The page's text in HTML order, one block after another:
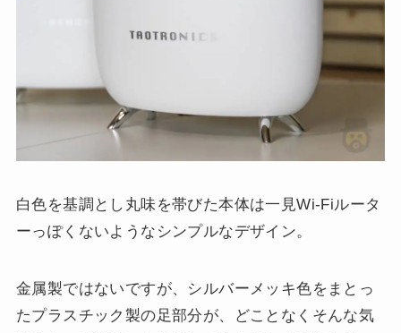
白色を基調とし丸味を帯びた本体は一見Wi-Fiルータ
ーっぽくないようなシンプルなデザイン。
金属製ではないですが、シルバーメッキ色をまとっ
たプラスチック製の足部分が、どことなくそんな気